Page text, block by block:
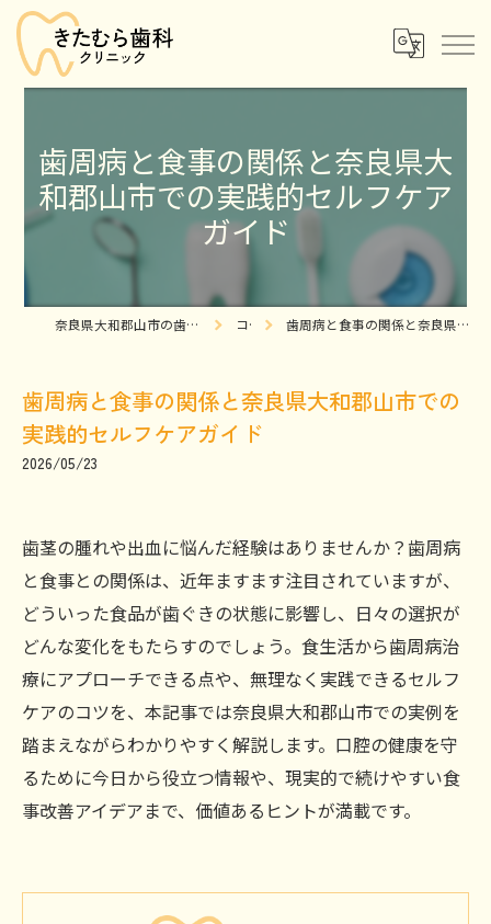
歯周病と食事の関係と奈良県大
和郡山市での実践的セルフケア
ガイド
奈良県大和郡山市の歯医者ならきたむら歯科クリニック コラム 歯周病と食事の関係と奈良県大和郡山市での実践的セルフケアガイド
歯周病と食事の関係と奈良県大和郡山市での
実践的セルフケアガイド
2026/05/23
歯茎の腫れや出血に悩んだ経験はありませんか？歯周病
と食事との関係は、近年ますます注目されていますが、
どういった食品が歯ぐきの状態に影響し、日々の選択が
どんな変化をもたらすのでしょう。食生活から歯周病治
療にアプローチできる点や、無理なく実践できるセルフ
ケアのコツを、本記事では奈良県大和郡山市での実例を
踏まえながらわかりやすく解説します。口腔の健康を守
るために今日から役立つ情報や、現実的で続けやすい食
事改善アイデアまで、価値あるヒントが満載です。